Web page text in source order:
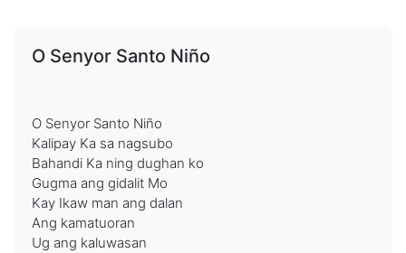
O Senyor Santo Niño
O Senyor Santo Niño
Kalipay Ka sa nagsubo
Bahandi Ka ning dughan ko
Gugma ang gidalit Mo
Kay Ikaw man ang dalan
Ang kamatuoran
Ug ang kaluwasan